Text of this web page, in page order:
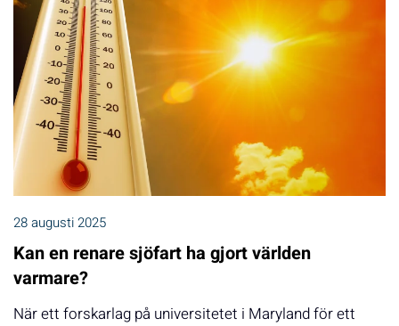
28 augusti 2025
Kan en renare sjöfart ha gjort världen
varmare?
När ett forskarlag på universitetet i Maryland för ett